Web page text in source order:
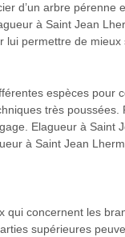
d’un arbre pérenne
à Saint Jean
lui permettre de
espèces
très poussées.
Elagueur à Saint
à Saint Jean
concernent les
supérieures